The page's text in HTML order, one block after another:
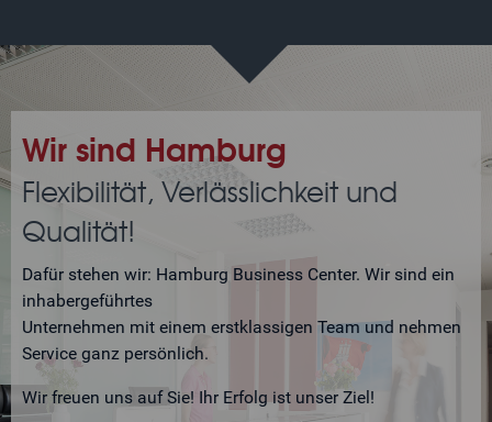
Wir sind Hamburg
Flexibilität, Verlässlichkeit und
Qualität!
Dafür stehen wir: Hamburg Business Center. Wir sind ein
inhabergeführtes
Unternehmen mit einem erstklassigen Team und nehmen
Service ganz persönlich.
Wir freuen uns auf Sie! Ihr Erfolg ist unser Ziel!